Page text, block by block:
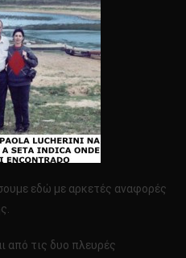
εδώ με αρκετές αναφορές
από τις δυο πλευρές